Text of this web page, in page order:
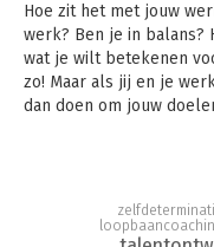
Hoe zit het met jouw
werk? Ben je in balans?
wat je wilt betekenen
zo! Maar als jij en je
dan doen om jouw
goed in bent, geven je
energie gaat kosten